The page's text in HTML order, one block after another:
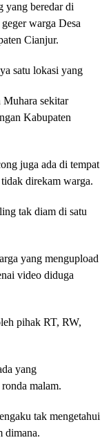
yang beredar di
warga Desa
Cianjur.
satu lokasi yang
Muhara sekitar
Kabupaten
juga ada di tempat
direkam warga.
tak diam di satu
yang mengupload
video diduga
pihak RT, RW,
yang
malam.
tak mengetahui
dimana.